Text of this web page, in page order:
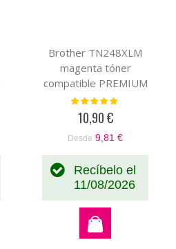
Brother TN248XLM
magenta tóner
compatible PREMIUM
(2,3K)
Valoración:
10,90 €
Desde 9,81 €
Recíbelo el
11/08/2026